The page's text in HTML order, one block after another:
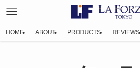
HOME ABOUT PRODUCTS REVIEWS